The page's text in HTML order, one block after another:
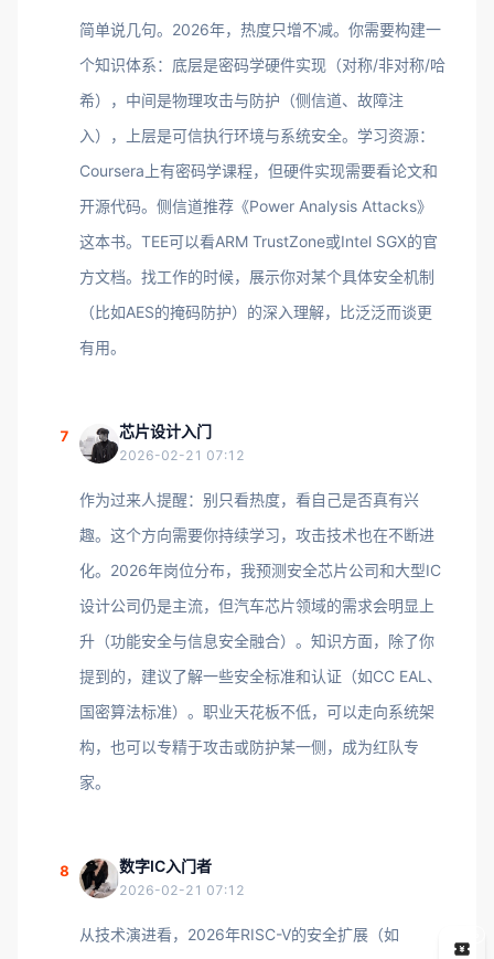
简单说几句。2026年，热度只增不减。你需要构建一
个知识体系：底层是密码学硬件实现（对称/非对称/哈
希），中间是物理攻击与防护（侧信道、故障注
入），上层是可信执行环境与系统安全。学习资源：
Coursera上有密码学课程，但硬件实现需要看论文和
开源代码。侧信道推荐《Power Analysis Attacks》
这本书。TEE可以看ARM TrustZone或Intel SGX的官
方文档。找工作的时候，展示你对某个具体安全机制
（比如AES的掩码防护）的深入理解，比泛泛而谈更
有用。
7 芯片设计入门
2026-02-21 07:12
作为过来人提醒：别只看热度，看自己是否真有兴
趣。这个方向需要你持续学习，攻击技术也在不断进
化。2026年岗位分布，我预测安全芯片公司和大型IC
设计公司仍是主流，但汽车芯片领域的需求会明显上
升（功能安全与信息安全融合）。知识方面，除了你
提到的，建议了解一些安全标准和认证（如CC EAL、
国密算法标准）。职业天花板不低，可以走向系统架
构，也可以专精于攻击或防护某一侧，成为红队专
家。
8 数字IC入门者
2026-02-21 07:12
从技术演进看，2026年RISC-V的安全扩展（如